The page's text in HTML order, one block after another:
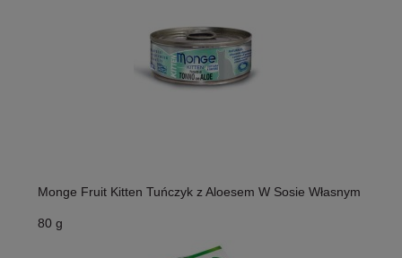
Monge Fruit Kitten Tuńczyk z Aloesem W Sosie Własnym
80 g